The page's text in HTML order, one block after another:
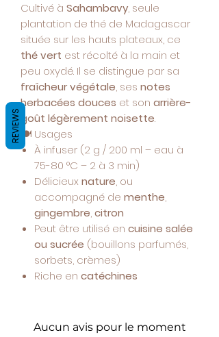
Cultivé à Sahambavy, seule
plantation de thé de Madagascar
située sur les hauts plateaux, ce
thé vert est récolté à la main et
peu oxydé. Il se distingue par sa
fraîcheur végétale, ses notes
herbacées douces et son arrière-
goût légèrement noisette.
🍽️ Usages
À infuser (2 g / 200 ml – eau à
75-80 °C – 2 à 3 min)
Délicieuxnature, ou
accompagné de menthe,
gingembre,citron
Peut être utilisé en cuisine salée
ou sucrée (bouillons parfumés,
sorbets, crèmes)
Riche en catéchines
Aucun avis pour le moment
REVIEWS